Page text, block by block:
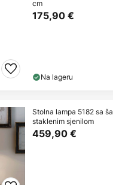
cm
175,90 €
Na lageru
Stolna lampa 5182 sa
staklenim sjenilom
459,90 €